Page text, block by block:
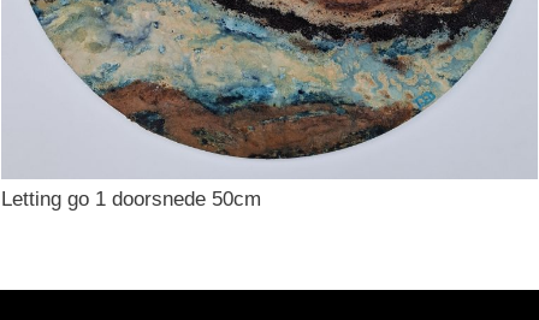
Letting go 1 doorsnede 50cm